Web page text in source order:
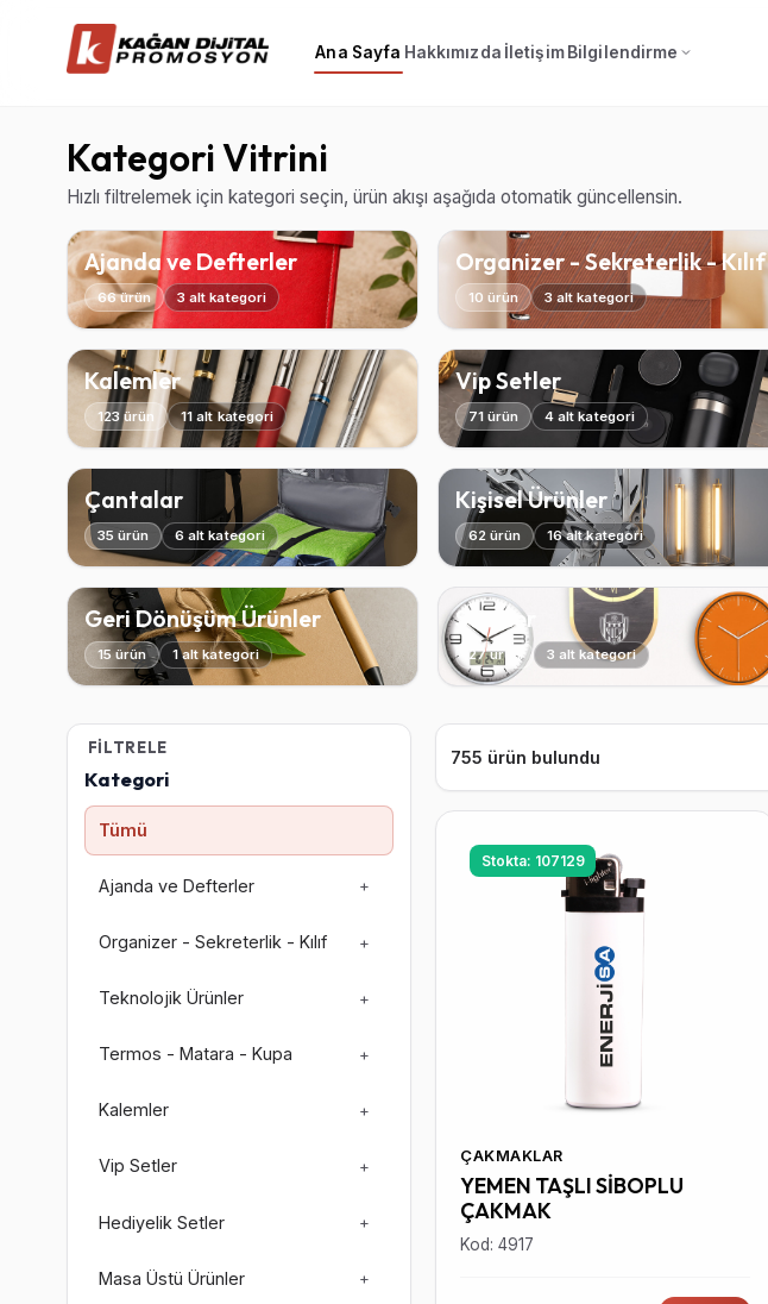
Ana Sayfa Hakkımızda İletişim Bilgilendirme
Kategori Vitrini
Hızlı filtrelemek için kategori seçin, ürün akışı aşağıda otomatik güncellensin.
Ajanda ve Defterler
66 ürün 3 alt kategori
Organizer - Sekreterlik - Kılıf
10 ürün 3 alt kategori
Kalemler
123 ürün 11 alt kategori
Vip Setler
71 ürün 4 alt kategori
Çantalar
35 ürün 6 alt kategori
Kişisel Ürünler
62 ürün 16 alt kategori
Geri Dönüşüm Ürünler
15 ürün 1 alt kategori
Saatler
27 ürün 3 alt kategori
FILTRELE
Kategori
Tümü
Ajanda ve Defterler +
Organizer - Sekreterlik - Kılıf +
Teknolojik Ürünler +
Termos - Matara - Kupa +
Kalemler +
Vip Setler +
Hediyelik Setler +
Masa Üstü Ürünler +
755 ürün bulundu
Stokta: 107129
ÇAKMAKLAR
YEMEN TAŞLI SİBOPLU
ÇAKMAK
Kod: 4917